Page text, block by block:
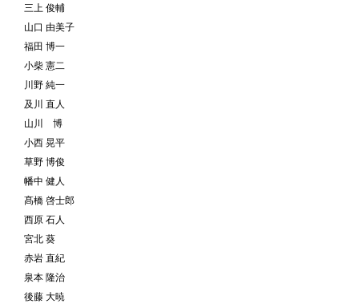
三上 俊輔
山口 由美子
福田 博一
小柴 憲二
川野 純一
及川 直人
山川 博
小西 晃平
草野 博俊
幡中 健人
髙橋 啓士郎
西原 石人
宮北 葵
赤岩 直紀
泉本 隆治
後藤 大暁